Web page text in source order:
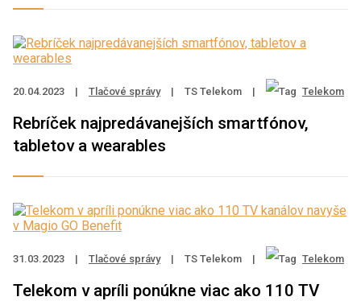
20.04.2023 | Tlačové správy | TS Telekom | Telekom
Rebríček najpredávanejších smartfónov,
tabletov a wearables
31.03.2023 | Tlačové správy | TS Telekom | Telekom
Telekom v apríli ponúkne viac ako 110 TV